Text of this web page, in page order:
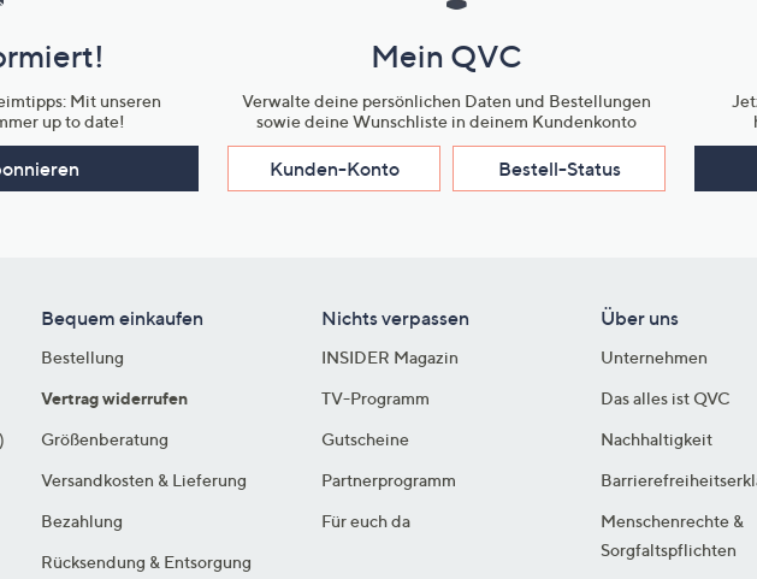
Mit unseren
up to date!
Mein QVC
Verwalte deine persönlichen Daten und Bestellungen
sowie deine Wunschliste in deinem Kundenkonto
Kunden-Konto Bestell-Status
Bequem einkaufen
Bestellung
Vertrag widerrufen
Größenberatung
Versandkosten & Lieferung
Bezahlung
Rücksendung & Entsorgung
Nichts verpassen
INSIDER Magazin
TV-Programm
Gutscheine
Partnerprogramm
Für euch da
Über uns
Unternehmen
Das alles ist QVC
Nachhaltigkeit
Menschenrechte &
Sorgfaltspflichten